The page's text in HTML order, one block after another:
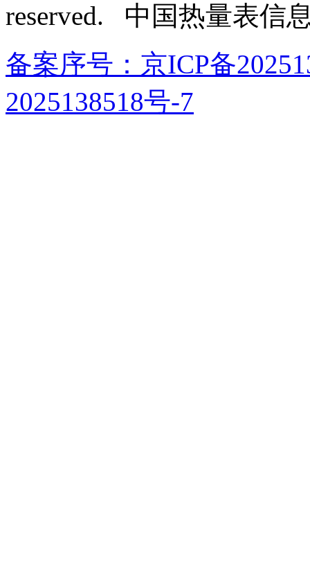
reserved. 中国热量表信
备案序号：京ICP备
2025138518号-7